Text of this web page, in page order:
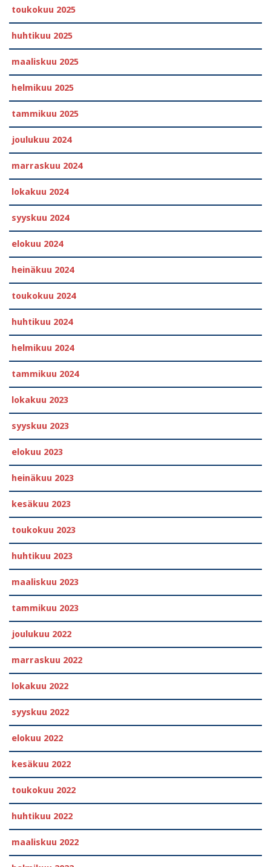
toukokuu 2025
huhtikuu 2025
maaliskuu 2025
helmikuu 2025
tammikuu 2025
joulukuu 2024
marraskuu 2024
lokakuu 2024
syyskuu 2024
elokuu 2024
heinäkuu 2024
toukokuu 2024
huhtikuu 2024
helmikuu 2024
tammikuu 2024
lokakuu 2023
syyskuu 2023
elokuu 2023
heinäkuu 2023
kesäkuu 2023
toukokuu 2023
huhtikuu 2023
maaliskuu 2023
tammikuu 2023
joulukuu 2022
marraskuu 2022
lokakuu 2022
syyskuu 2022
elokuu 2022
kesäkuu 2022
toukokuu 2022
huhtikuu 2022
maaliskuu 2022